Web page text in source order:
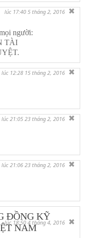
lúc 17:40 5 tháng 2, 2016 ✖
người:
TÀI
lúc 12:28 15 tháng 2, 2016 ✖
lúc 21:05 23 tháng 2, 2016 ✖
lúc 21:06 23 tháng 2, 2016 ✖
ĐỒNG KỸ
NAM
lúc 18:50 4 tháng 4, 2016 ✖